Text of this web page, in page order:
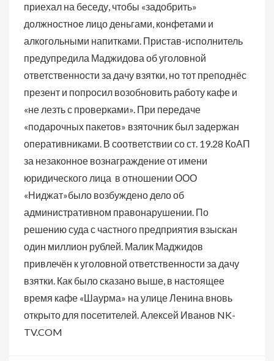
приехал на беседу, чтобы «задобрить»
должностное лицо деньгами, конфетами и
алкогольными напитками. Пристав-исполнитель
предупредила Маджидова об уголовной
ответственности за дачу взятки, но тот преподнёс
презент и попросил возобновить работу кафе и
«не лезть с проверками». При передаче
«подарочных пакетов» взяточник был задержан
оперативниками. В соответствии со ст. 19.28 КоАП
за незаконное вознаграждение от имени
юридического лица в отношении ООО
«Ниджат»было возбуждено дело об
административном правонарушении. По
решению суда с частного предприятия взыскан
один миллион рублей. Малик Маджидов
привлечён к уголовной ответственности за дачу
взятки. Как было сказано выше, в настоящее
время кафе «Шаурма» на улице Ленина вновь
открыто для посетителей. Алексей Иванов NK-
TV.COM